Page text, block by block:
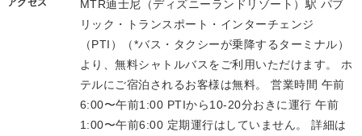
アクセス
MTR迪士尼（ディズニーランドリゾート）駅 パブ
リック・トランスポート・インターチェンジ
（PTI）（*バス・タクシーが乗降するターミナル）
より、無料シャトルバスをご利用いただけます。 ホ
テルにご宿泊されるお客様は無料。 営業時間 午前
6:00〜午前1:00 PTIから10-20分おきに運行 午前
1:00〜午前6:00 定期運行はしていません。 詳細は